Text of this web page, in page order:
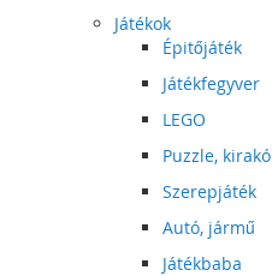
Játékok
Épitőjáték
Játékfegyver
LEGO
Puzzle, kirakó
Szerepjáték
Autó, jármű
Játékbaba